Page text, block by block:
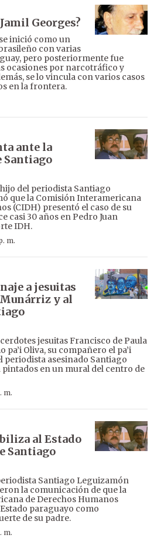
Georges?
inició como un
con varias
pero posteriormente fue
ocasiones por narcotráfico y
se lo vincula con varios casos
en la frontera.
ante la
Santiago
del periodista Santiago
que la Comisión Interamericana
(CIDH) presentó el caso de su
casi 30 años en Pedro Juan
IDH.
m.
a jesuitas
y al
jesuitas Francisco de Paula
pa’i Oliva, su compañero el pa’i
asesinado Santiago
en un mural del centro de
m.
al Estado
Santiago
Santiago Leguizamón
la comunicación de que la
de Derechos Humanos
paraguayo como
de su padre.
m.